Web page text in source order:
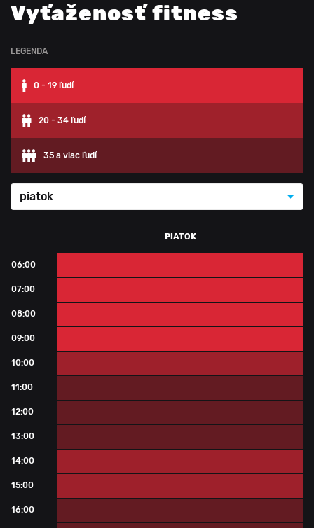
Vyťaženosť fitness
LEGENDA
0 - 19 ľudí
20 - 34 ľudí
35 a viac ľudí
piatok
PIATOK
06:00
07:00
08:00
09:00
10:00
11:00
12:00
13:00
14:00
15:00
16:00